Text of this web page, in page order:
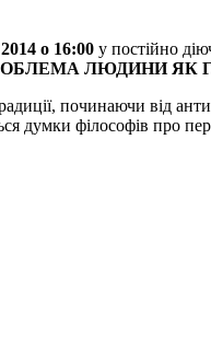
о 16:00 у постійно
ЛЮДИНИ ЯК
починаючи від
думки філософів про